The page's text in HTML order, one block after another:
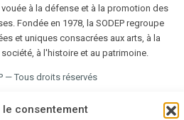
le consentement
à la défense et à la promotion des
Fondée en 1978, la SODEP regroupe
et uniques consacrées aux arts, à la
société, à l'histoire et au patrimoine.
— Tous droits réservés